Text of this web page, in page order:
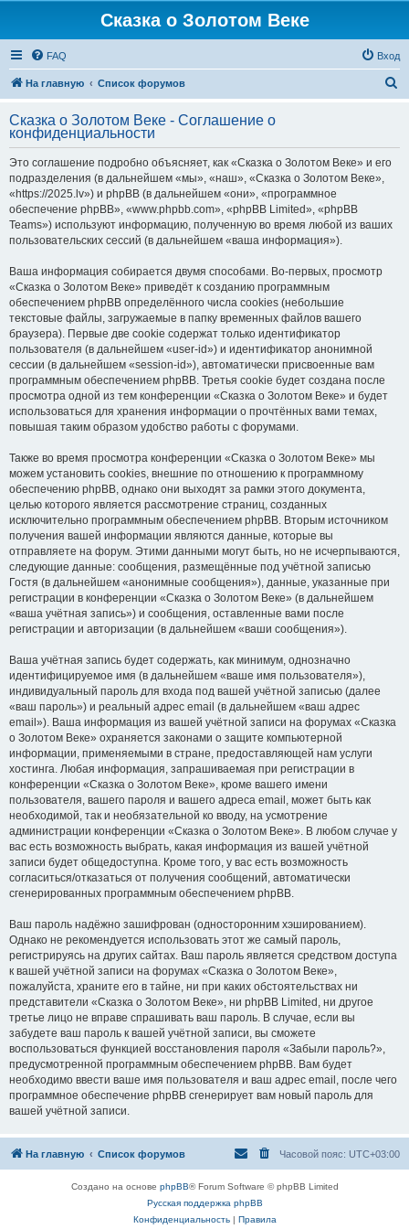
Сказка о Золотом Веке
FAQ Вход
На главную Список форумов
с
Сказка о Золотом Веке - Соглашение о
конфиденциальности
Это соглашение подробно объясняет, как «Сказка о Золотом Веке» и его
подразделения (в дальнейшем «мы», «наш», «Сказка о Золотом Веке»,
«https://2025.lv») и phpBB (в дальнейшем «они», «программное
обеспечение phpBB», «www.phpbb.com», «phpBB Limited», «phpBB
Teams») используют информацию, полученную во время любой из ваших
пользовательских сессий (в дальнейшем «ваша информация»).
Ваша информация собирается двумя способами. Во-первых, просмотр
«Сказка о Золотом Веке» приведёт к созданию программным
обеспечением phpBB определённого числа cookies (небольшие
текстовые файлы, загружаемые в папку временных файлов вашего
браузера). Первые две cookie содержат только идентификатор
пользователя (в дальнейшем «user-id») и идентификатор анонимной
сессии (в дальнейшем «session-id»), автоматически присвоенные вам
программным обеспечением phpBB. Третья cookie будет создана после
просмотра одной из тем конференции «Сказка о Золотом Веке» и будет
использоваться для хранения информации о прочтённых вами темах,
повышая таким образом удобство работы с форумами.
Также во время просмотра конференции «Сказка о Золотом Веке» мы
можем установить cookies, внешние по отношению к программному
обеспечению phpBB, однако они выходят за рамки этого документа,
целью которого является рассмотрение страниц, созданных
исключительно программным обеспечением phpBB. Вторым источником
получения вашей информации являются данные, которые вы
отправляете на форум. Этими данными могут быть, но не исчерпываются,
следующие данные: сообщения, размещённые под учётной записью
Гостя (в дальнейшем «анонимные сообщения»), данные, указанные при
регистрации в конференции «Сказка о Золотом Веке» (в дальнейшем
«ваша учётная запись») и сообщения, оставленные вами после
регистрации и авторизации (в дальнейшем «ваши сообщения»).
Ваша учётная запись будет содержать, как минимум, однозначно
идентифицируемое имя (в дальнейшем «ваше имя пользователя»),
индивидуальный пароль для входа под вашей учётной записью (далее
«ваш пароль») и реальный адрес email (в дальнейшем «ваш адрес
email»). Ваша информация из вашей учётной записи на форумах «Сказка
о Золотом Веке» охраняется законами о защите компьютерной
информации, применяемыми в стране, предоставляющей нам услуги
хостинга. Любая информация, запрашиваемая при регистрации в
конференции «Сказка о Золотом Веке», кроме вашего имени
пользователя, вашего пароля и вашего адреса email, может быть как
необходимой, так и необязательной ко вводу, на усмотрение
администрации конференции «Сказка о Золотом Веке». В любом случае у
вас есть возможность выбрать, какая информация из вашей учётной
записи будет общедоступна. Кроме того, у вас есть возможность
согласиться/отказаться от получения сообщений, автоматически
сгенерированных программным обеспечением phpBB.
Ваш пароль надёжно зашифрован (односторонним хэшированием).
Однако не рекомендуется использовать этот же самый пароль,
регистрируясь на других сайтах. Ваш пароль является средством доступа
к вашей учётной записи на форумах «Сказка о Золотом Веке»,
пожалуйста, храните его в тайне, ни при каких обстоятельствах ни
представители «Сказка о Золотом Веке», ни phpBB Limited, ни другое
третье лицо не вправе спрашивать ваш пароль. В случае, если вы
забудете ваш пароль к вашей учётной записи, вы сможете
воспользоваться функцией восстановления пароля «Забыли пароль?»,
предусмотренной программным обеспечением phpBB. Вам будет
необходимо ввести ваше имя пользователя и ваш адрес email, после чего
программное обеспечение phpBB сгенерирует вам новый пароль для
вашей учётной записи.
На главную Список форумов Часовой пояс: UTC+03:00
Создано на основе phpBB® Forum Software © phpBB Limited
Русская поддержка phpBB
Конфиденциальность| Правила